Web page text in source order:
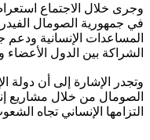
وجرى خلال الاجتماع
في جمهورية الصومال
المساعدات الإنسانية ودعم
الشراكة بين الدول الأعضاء
وتجدر الإشارة إلى أن دولة
الصومال من خلال مشاريع
التزامها الإنساني تجاه